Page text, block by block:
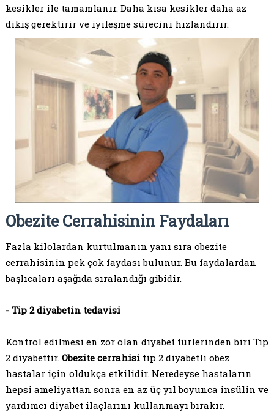
kesikler ile tamamlanır. Daha kısa kesikler daha az
dikiş gerektirir ve iyileşme sürecini hızlandırır.
Obezite Cerrahisinin Faydaları
Fazla kilolardan kurtulmanın yanı sıra obezite
cerrahisinin pek çok faydası bulunur. Bu faydalardan
başlıcaları aşağıda sıralandığı gibidir.
- Tip 2 diyabetin tedavisi
Kontrol edilmesi en zor olan diyabet türlerinden biri Tip
2 diyabettir. Obezite cerrahisitip 2 diyabetli obez
hastalar için oldukça etkilidir. Neredeyse hastaların
hepsi ameliyattan sonra en az üç yıl boyunca insülin ve
yardımcı diyabet ilaçlarını kullanmayı bırakır.